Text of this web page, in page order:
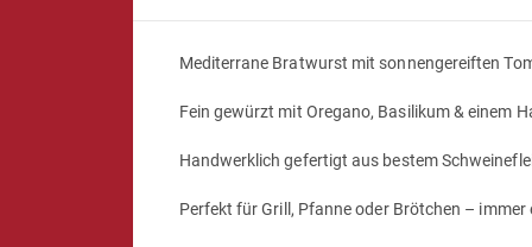
Mediterrane Bratwurst mit sonnengereiften
Fein gewürzt mit Oregano, Basilikum & einem
Handwerklich gefertigt aus bestem
Perfekt für Grill, Pfanne oder Brötchen – immer